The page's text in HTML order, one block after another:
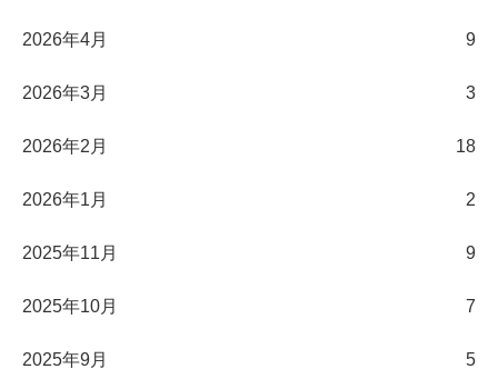
2026年4月 9
2026年3月 3
2026年2月 18
2026年1月 2
2025年11月 9
2025年10月 7
2025年9月 5